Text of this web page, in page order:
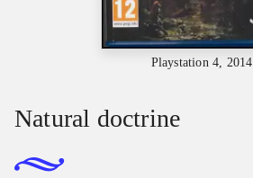
Playstation 4, 2014
Natural doctrine